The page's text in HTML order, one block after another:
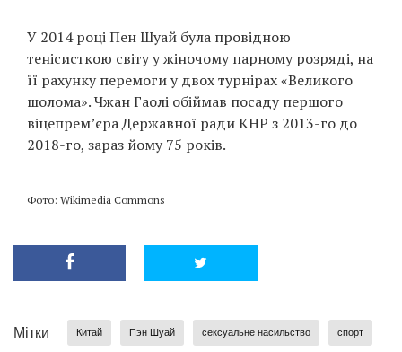
У 2014 році Пен Шуай була провідною
тенісисткою світу у жіночому парному розряді, на
її рахунку перемоги у двох турнірах «Великого
шолома». Чжан Гаолі обіймав посаду першого
віцепрем’єра Державної ради КНР з 2013-го до
2018-го, зараз йому 75 років.
Фото: Wikimedia Commons
Мітки Китай Пэн Шуай сексуальне насильство спорт